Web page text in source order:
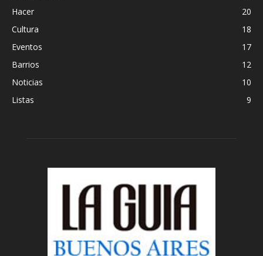
Hacer
20
Cultura
18
Eventos
17
Barrios
12
Noticias
10
Listas
9